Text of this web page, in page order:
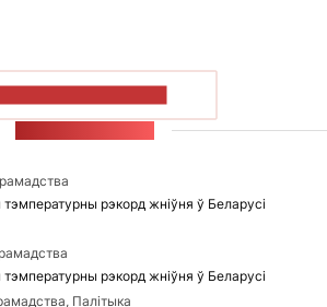
рэкорд жніўня ў Беларусі
рэкорд жніўня ў Беларусі
Палітыка